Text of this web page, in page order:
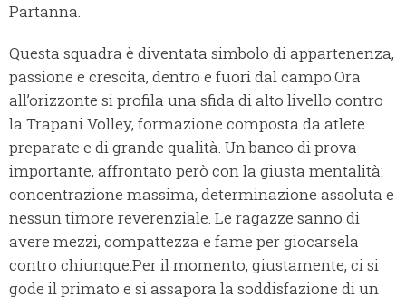
Partanna.
Questa squadra è diventata simbolo di appartenenza,
passione e crescita, dentro e fuori dal campo.Ora
all’orizzonte si profila una sfida di alto livello contro
la Trapani Volley, formazione composta da atlete
preparate e di grande qualità. Un banco di prova
importante, affrontato però con la giusta mentalità:
concentrazione massima, determinazione assoluta e
nessun timore reverenziale. Le ragazze sanno di
avere mezzi, compattezza e fame per giocarsela
contro chiunque.Per il momento, giustamente, ci si
gode il primato e si assapora la soddisfazione di un